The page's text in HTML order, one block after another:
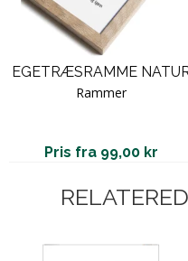
EGETRÆSRAMME
Rammer
Pris fra 99,00 kr